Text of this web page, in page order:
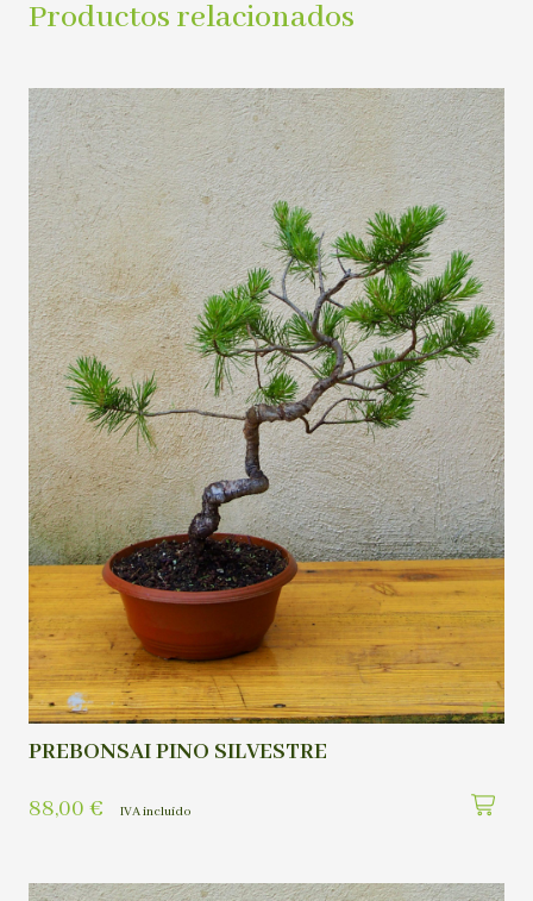
Productos relacionados
PREBONSAI PINO SILVESTRE
88,00 € IVA incluído